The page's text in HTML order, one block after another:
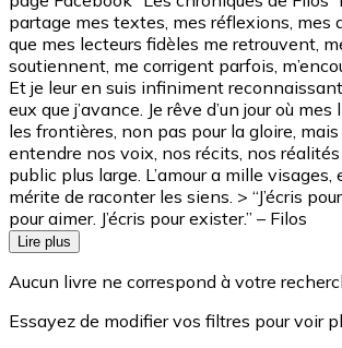
partage mes textes, mes réflexions, mes
que mes lecteurs fidèles me retrouvent,
soutiennent, me corrigent parfois,
Et je leur en suis infiniment
eux que j’avance. Je rêve d’un jour où
les frontières, non pas pour la gloire,
entendre nos voix, nos récits, nos
public plus large. L’amour a mille visages,
mérite de raconter les siens. > “J’écris pour
pour aimer. J’écris pour exister.” – Filos
Lire plus
Aucun livre ne correspond à votre
Essayez de modifier vos filtres pour voir